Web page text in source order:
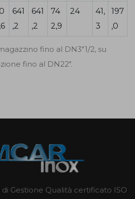
641
,2
641
,2
74
2,9
24
41,
3
197
,0
fino al DN3"1/2, su
fino al DN22".
Gestione Qualità certificato ISO